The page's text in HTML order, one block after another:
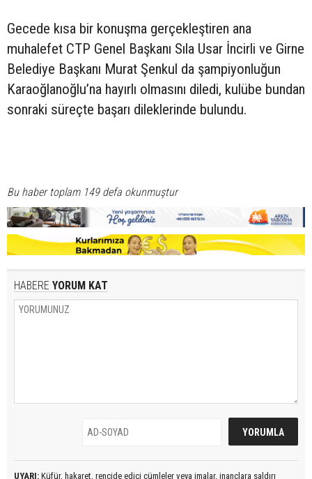
Gecede kısa bir konuşma gerçekleştiren ana
muhalefet CTP Genel Başkanı Sıla Usar İncirli ve Girne
Belediye Başkanı Murat Şenkul da şampiyonluğun
Karaoğlanoğlu’na hayırlı olmasını diledi, kulübe bundan
sonraki süreçte başarı dileklerinde bulundu.
Bu haber toplam 149 defa okunmuştur
HABERE YORUM KAT
UYARI: Küfür, hakaret, rencide edici cümleler veya imalar, inançlara saldırı